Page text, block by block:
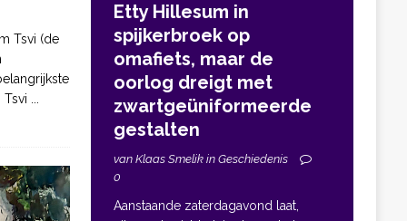
Tsvi (de
Tsvi
Etty Hillesum in
spijkerbroek op
omafiets, maar de
oorlog dreigt met
zwartgeüniformeerde
gestalten
van Klaas Smelik in Geschiedenis
0
Aanstaande zaterdagavond laat,